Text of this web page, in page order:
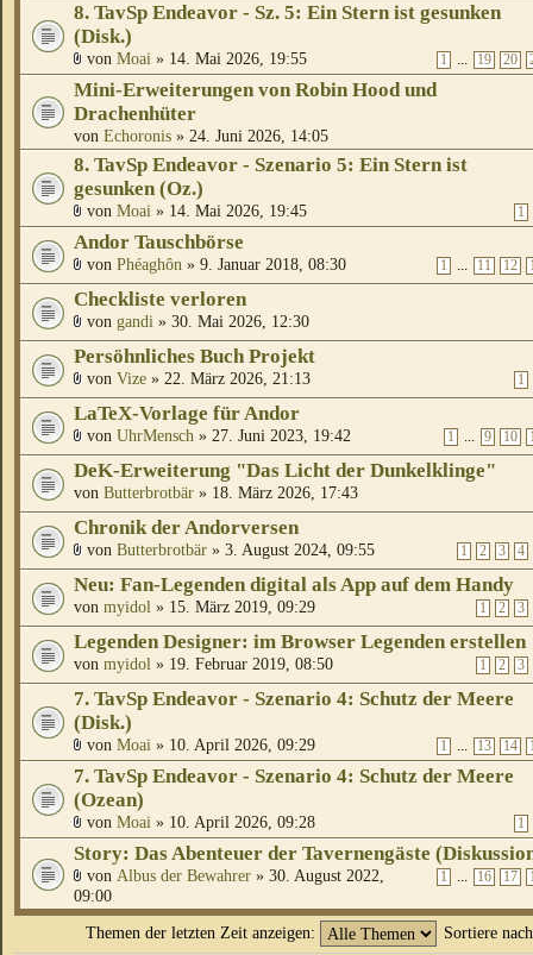
8. TavSp Endeavor - Sz. 5: Ein Stern ist gesunken
(Disk.)
1 ... 19 20
von Moai » 14. Mai 2026, 19:55
Mini-Erweiterungen von Robin Hood und
Drachenhüter
von Echoronis » 24. Juni 2026, 14:05
8. TavSp Endeavor - Szenario 5: Ein Stern ist
gesunken (Oz.)
1
von Moai » 14. Mai 2026, 19:45
Andor Tauschbörse
1 ... 11 12
von Phéaghôn » 9. Januar 2018, 08:30
Checkliste verloren
von gandi » 30. Mai 2026, 12:30
Persöhnliches Buch Projekt
1
von Vize » 22. März 2026, 21:13
LaTeX-Vorlage für Andor
1 ... 9 10
von UhrMensch » 27. Juni 2023, 19:42
DeK-Erweiterung "Das Licht der Dunkelklinge"
von Butterbrotbär » 18. März 2026, 17:43
Chronik der Andorversen
1 2 3 4
von Butterbrotbär » 3. August 2024, 09:55
Neu: Fan-Legenden digital als App auf dem Handy
1 2 3
von myidol » 15. März 2019, 09:29
Legenden Designer: im Browser Legenden erstellen
1 2 3
von myidol » 19. Februar 2019, 08:50
7. TavSp Endeavor - Szenario 4: Schutz der Meere
(Disk.)
1 ... 13 14
von Moai » 10. April 2026, 09:29
7. TavSp Endeavor - Szenario 4: Schutz der Meere
(Ozean)
1
von Moai » 10. April 2026, 09:28
Story: Das Abenteuer der Tavernengäste
1 ... 16 17
von Albus der Bewahrer » 30. August 2022,
09:00
Themen der letzten Zeit anzeigen:
Sortiere